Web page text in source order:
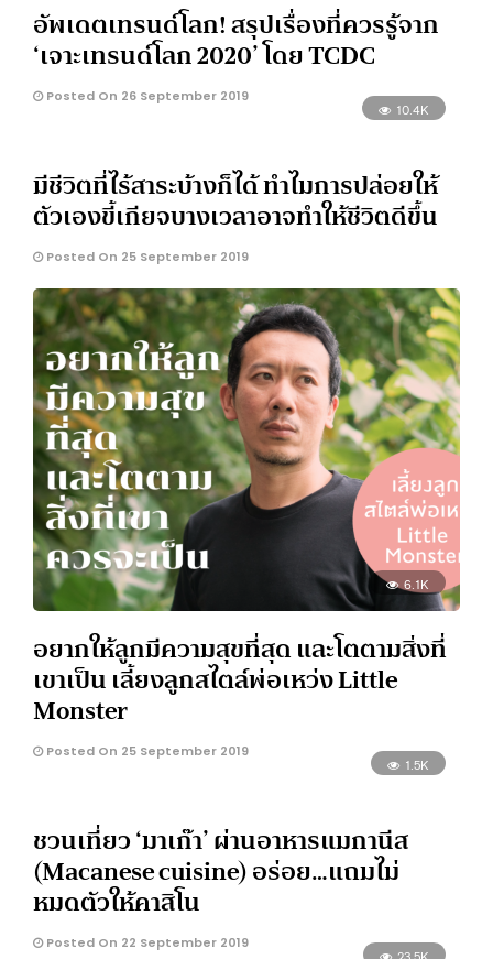
อัพเดตเทรนด์โลก! สรุปเรื่องที่ควรรู้จาก
‘เจาะเทรนด์โลก 2020’ โดย TCDC
Posted On 26 September 2019
10.4K
มีชีวิตที่ไร้สาระบ้างก็ได้ ทำไมการปล่อยให้
ตัวเองขี้เกียจบางเวลาอาจทำให้ชีวิตดีขึ้น
Posted On 25 September 2019
6.1K
อยากให้ลูกมีความสุขที่สุด และโตตามสิ่งที่
เขาเป็น เลี้ยงลูกสไตล์พ่อเหว่ง Little
Monster
Posted On 25 September 2019
1.5K
ชวนเที่ยว ‘มาเก๊า’ ผ่านอาหารแมกานีส
(Macanese cuisine) อร่อย…แถมไม่
หมดตัวให้คาสิโน
Posted On 22 September 2019